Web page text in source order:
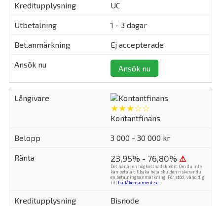
UC
1 - 3 dagar
Ej accepterade
Ansök nu
★★★☆☆
Kontantfinans
3 000 - 30 000 kr
23,95% - 76,80% ⚠
Det här är en högkostnadskredit. Om du inte
kan betala tillbaka hela skulden riskerar du
en betalningsanmärkning. För stöd, vänd dig
till hallåkonsument.se
Bisnode